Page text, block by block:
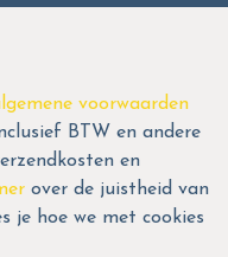
voorwaarden
BTW en andere
en
over de juistheid van
je hoe we met cookies